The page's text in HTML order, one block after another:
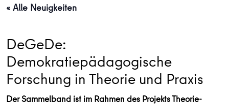
« Alle Neuigkeiten
DeGeDe:
Demokratiepädagogische
Forschung in Theorie und Praxis
Der Sammelband ist im Rahmen des Projekts Theorie-